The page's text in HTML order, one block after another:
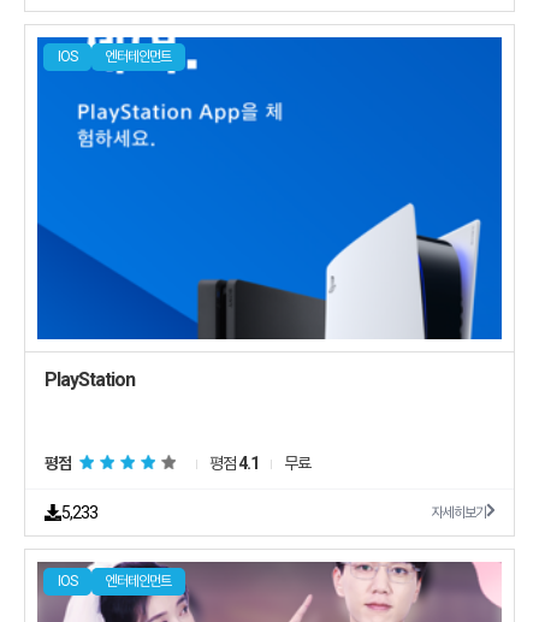
IOS 엔터테인먼트
PlayStation
평점 평점4.1 무료
5,233 자세히보기
IOS 엔터테인먼트